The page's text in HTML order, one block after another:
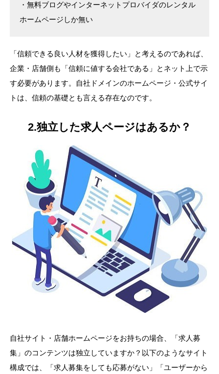
・無料ブログやインターネットプロバイダのレンタル
ホームページしか無い
「信頼できる良い人材を獲得したい」と考えるのであれば、
企業・店舗側も「信頼に値する会社である」とネット上で示
す必要があります。自社ドメインのホームページ・公式サイ
トは、信頼の基礎とも言える存在なのです。
2.独立した求人ページはあるか？
自社サイト・店舗ホームページをお持ちの場合、「求人募
集」のコンテンツは独立していますか？以下のようなサイト
構成では、「求人募集をしても応募がない」「ユーザーから